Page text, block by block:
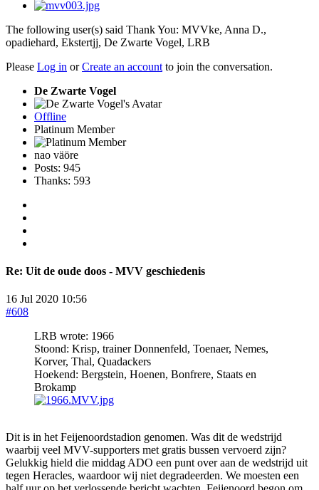
The following user(s) said Thank You: MVVke, Anna D.,
opadiehard, Ekstertjj, De Zwarte Vogel, LRB
Please Log in orCreate an account to join the conversation.
De Zwarte Vogel
Offline
Platinum Member
nao väöre
Posts: 945
Thanks: 593
Re: Uit de oude doos - MVV geschiedenis
16 Jul 2020 10:56
#608
LRB wrote: 1966
Stoond: Krisp, trainer Donnenfeld, Toenaer, Nemes,
Korver, Thal, Quadackers
Hoekend: Bergstein, Hoenen, Bonfrere, Staats en
Brokamp
Dit is in het Feijenoordstadion genomen. Was dit de wedstrijd
waarbij veel MVV-supporters met gratis bussen vervoerd zijn?
Gelukkig hield die middag ADO een punt over aan de wedstrijd uit
tegen Heracles, waardoor wij niet degradeerden. We moesten een